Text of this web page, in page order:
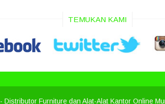
TEMUKAN KAMI
- Distributor Furniture dan Alat-Alat Kantor Online